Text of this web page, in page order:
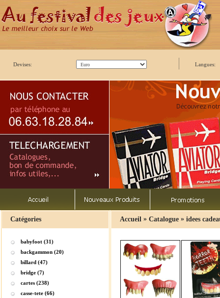
Devises: Langues:
Catégories
babyfoot (31)
backgammon (20)
billard (47)
bridge (7)
cartes (238)
casse-tete (66)
Accueil » Catalogue » idees